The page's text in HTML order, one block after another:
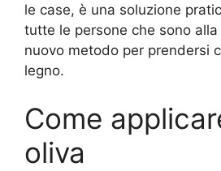
le case, è una soluzione
tutte le persone che sono
nuovo metodo per prendersi
legno.
Come
oliva